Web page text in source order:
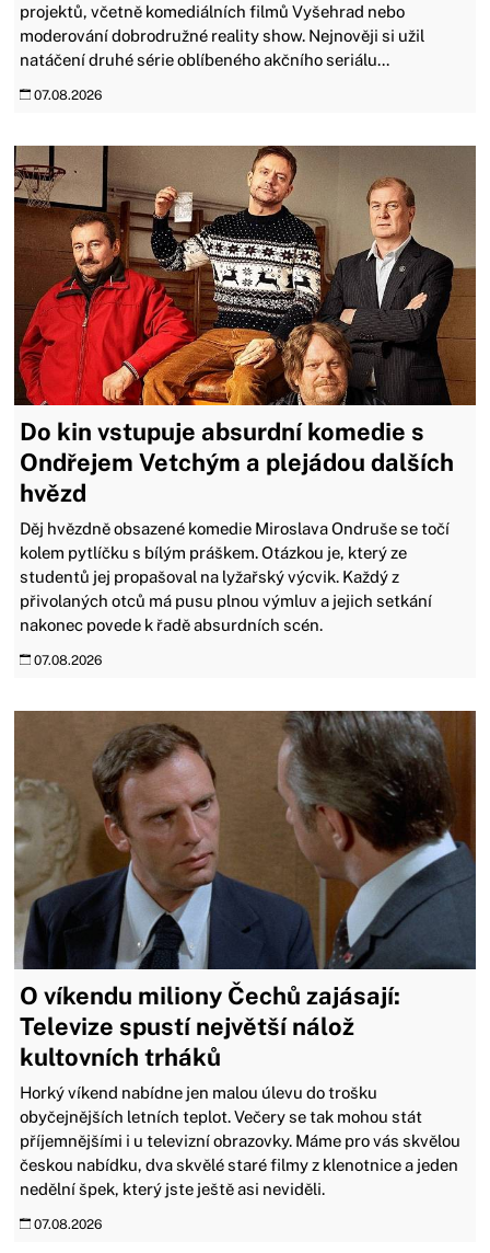
projektů, včetně komediálních filmů Vyšehrad nebo
moderování dobrodružné reality show. Nejnověji si užil
natáčení druhé série oblíbeného akčního seriálu...
07.08.2026
Do kin vstupuje absurdní komedie s
Ondřejem Vetchým a plejádou dalších
hvězd
Děj hvězdně obsazené komedie Miroslava Ondruše se točí
kolem pytlíčku s bílým práškem. Otázkou je, který ze
studentů jej propašoval na lyžařský výcvik. Každý z
přivolaných otců má pusu plnou výmluv a jejich setkání
nakonec povede k řadě absurdních scén.
07.08.2026
O víkendu miliony Čechů zajásají:
Televize spustí největší nálož
kultovních trháků
Horký víkend nabídne jen malou úlevu do trošku
obyčejnějších letních teplot. Večery se tak mohou stát
příjemnějšími i u televizní obrazovky. Máme pro vás skvělou
českou nabídku, dva skvělé staré filmy z klenotnice a jeden
nedělní špek, který jste ještě asi neviděli.
07.08.2026